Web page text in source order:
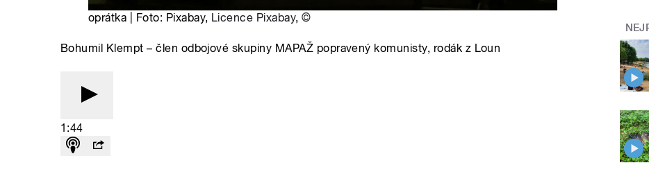
oprátka | Foto: Pixabay, Licence Pixabay,©
Bohumil Klempt – člen odbojové skupiny MAPAŽ popravený komunisty, rodák z Loun
1:44